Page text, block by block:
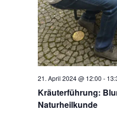
Kräuterführung:
Naturheilkunde
21. April 2024 @ 12:00 -